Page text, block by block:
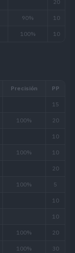
del entorno y
de tipo
en las
o recibir daño.